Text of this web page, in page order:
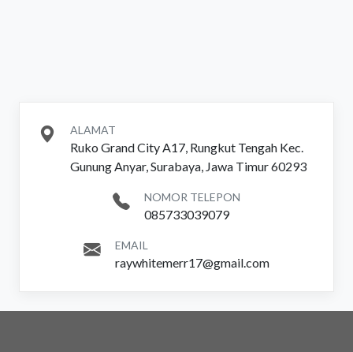
ALAMAT
Ruko Grand City A17, Rungkut Tengah Kec.
Gunung Anyar, Surabaya, Jawa Timur 60293
NOMOR TELEPON
085733039079
EMAIL
raywhitemerr17@gmail.com